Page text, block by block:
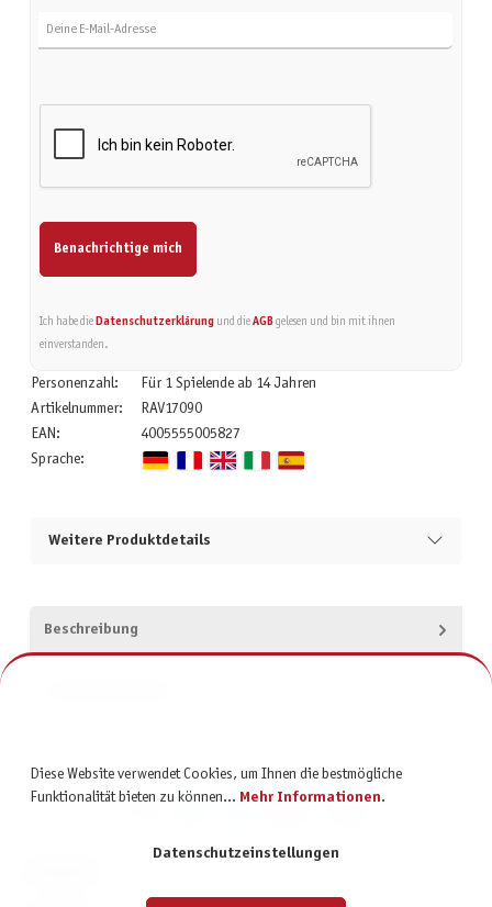
Benachrichtige mich
Ich habe die Datenschutzerklärungund die AGBgelesen und bin mit ihnen
einverstanden.
Personenzahl:
Für 1 Spielende ab 14 Jahren
Artikelnummer:
RAV17090
EAN:
4005555005827
Sprache:
Weitere Produktdetails
Beschreibung
Diese Website verwendet Cookies, um Ihnen die bestmögliche
Funktionalität bieten zu können... Mehr Informationen.
Datenschutzeinstellungen